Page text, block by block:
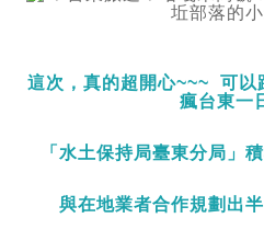
這次，真的超開心~~~ 可以
瘋台東一
「 水土保持局臺東分局 」
與在地業者合作規劃出